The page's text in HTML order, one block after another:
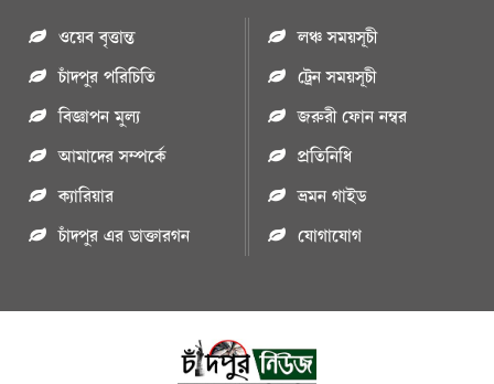
ওয়েব বৃত্তান্ত
চাঁদপুর পরিচিতি
বিজ্ঞাপন মুল্য
আমাদের সম্পর্কে
ক্যারিয়ার
চাঁদপুর এর ডাক্তারগন
লঞ্চ সময়সূচী
ট্রেন সময়সূচী
জরুরী ফোন নম্বর
প্রতিনিধি
ভ্রমন গাইড
যোগাযোগ